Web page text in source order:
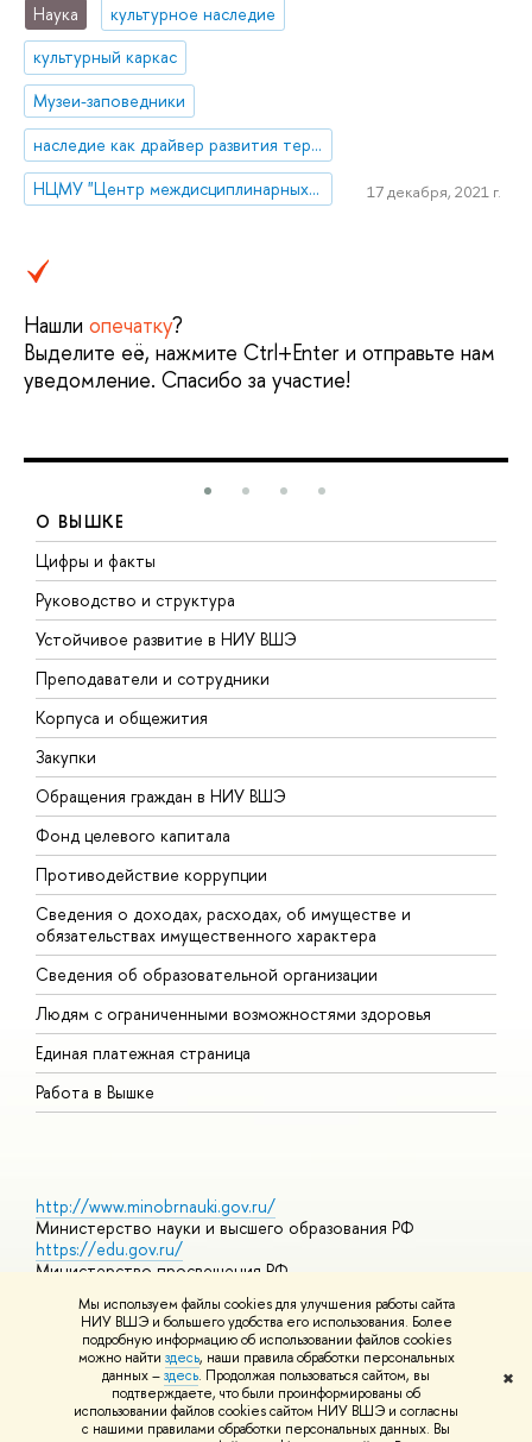
Мы используем файлы cookies для улучшения работы сайта
НИУ ВШЭ и большего удобства его использования. Более
подробную информацию об использовании файлов cookies
можно найти здесь, наши правила обработки персональных
данных –здесь. Продолжая пользоваться сайтом, вы
подтверждаете, что были проинформированы об
использовании файлов cookies сайтом НИУ ВШЭ и согласны
с нашими правилами обработки персональных данных. Вы
✖
Наука
культурное наследие
культурный каркас
Музеи-заповедники
наследие как драйвер развития территории
НЦМУ "Центр междисциплинарных исследований человеческого потенциала"
17 декабря, 2021 г.
Нашли опечатку?
Выделите её, нажмите Ctrl+Enter и отправьте нам
уведомление. Спасибо за участие!
О ВЫШКЕ
Цифры и факты
Руководство и структура
Устойчивое развитие в НИУ ВШЭ
Преподаватели и сотрудники
Корпуса и общежития
Закупки
Обращения граждан в НИУ ВШЭ
Фонд целевого капитала
Противодействие коррупции
Сведения о доходах, расходах, об имуществе и
обязательствах имущественного характера
Сведения об образовательной организации
Людям с ограниченными возможностями здоровья
Единая платежная страница
Работа в Вышке
http://www.minobrnauki.gov.ru/
Министерство науки и высшего образования РФ
https://edu.gov.ru/
Министерство просвещения РФ
Массовые открытые онлайн-курсы
© НИУ ВШЭ 1993–2026 Адреса и контактыУсловия
использования материалов Политика конфиденциальности